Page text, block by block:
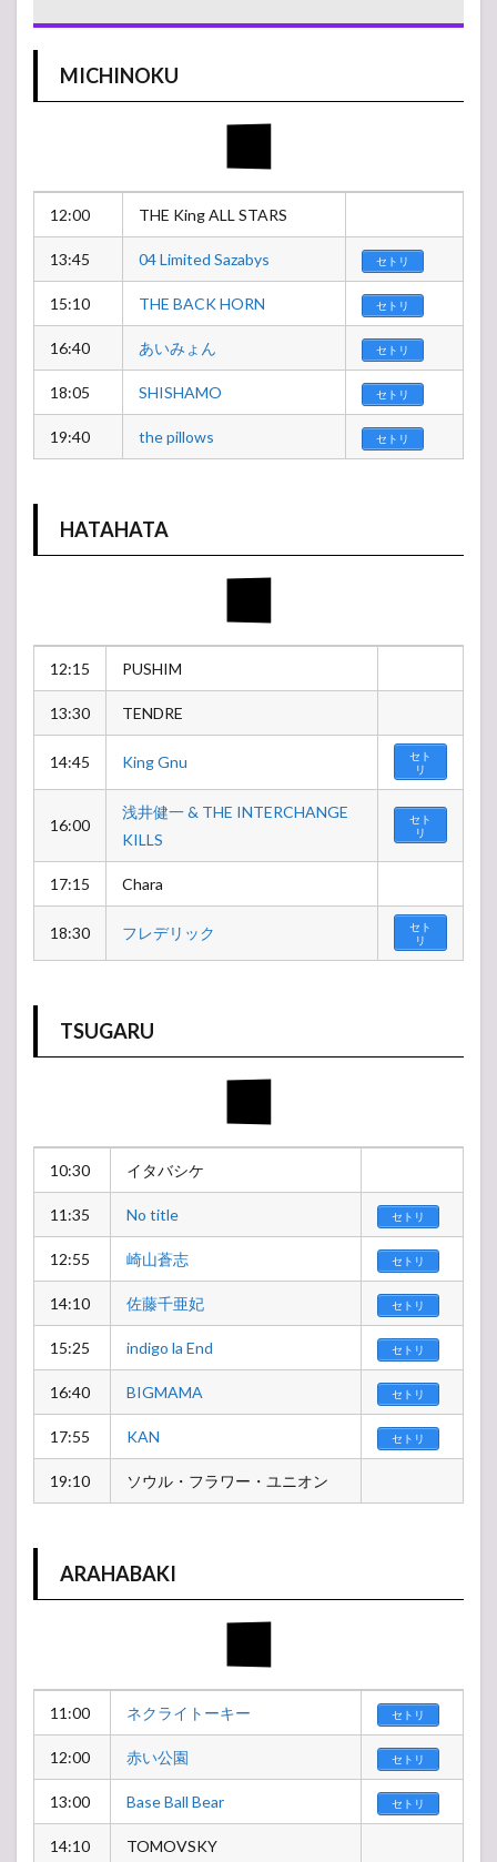
MICHINOKU
12:00 THE King ALL STARS
13:45 04 Limited Sazabys セトリ
15:10 THE BACK HORN セトリ
16:40 あいみょん セトリ
18:05 SHISHAMO セトリ
19:40 the pillows セトリ
HATAHATA
12:15 PUSHIM
13:30 TENDRE
14:45 King Gnu
セト
リ
16:00
浅井健一 & THE INTERCHANGE
KILLS
セト
リ
17:15 Chara
18:30 フレデリック
セト
リ
TSUGARU
10:30 イタバシケ
11:35 No title セトリ
12:55 崎山蒼志 セトリ
14:10 佐藤千亜妃 セトリ
15:25 indigo la End セトリ
16:40 BIGMAMA セトリ
17:55 KAN セトリ
19:10 ソウル・フラワー・ユニオン
ARAHABAKI
11:00 ネクライトーキー セトリ
12:00 赤い公園 セトリ
13:00 Base Ball Bear セトリ
14:10 TOMOVSKY